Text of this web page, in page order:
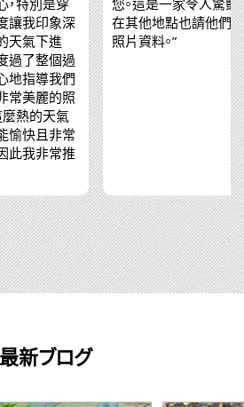
讓我印象深
天氣下進
過了整個過
地指導我們
常美麗的照
麼熱的天氣
愉快且非常
此我非常推
在其他地點也請他們
照片資料。”
最新ブログ